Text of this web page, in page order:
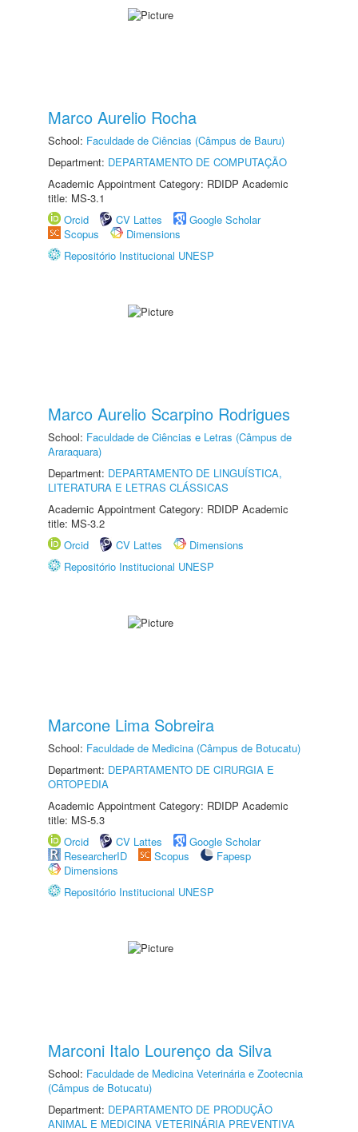
Marco Aurelio Rocha
School: Faculdade de Ciências (Câmpus de Bauru)
Department: DEPARTAMENTO DE COMPUTAÇÃO
Academic Appointment Category: RDIDP Academic
title: MS-3.1
Orcid
CV Lattes
Google Scholar
Scopus
Dimensions
Repositório Institucional UNESP
Marco Aurelio Scarpino Rodrigues
School: Faculdade de Ciências e Letras (Câmpus de
Araraquara)
Department: DEPARTAMENTO DE LINGUÍSTICA,
LITERATURA E LETRAS CLÁSSICAS
Academic Appointment Category: RDIDP Academic
title: MS-3.2
Orcid
CV Lattes
Dimensions
Repositório Institucional UNESP
Marcone Lima Sobreira
School: Faculdade de Medicina (Câmpus de Botucatu)
Department: DEPARTAMENTO DE CIRURGIA E
ORTOPEDIA
Academic Appointment Category: RDIDP Academic
title: MS-5.3
Orcid
CV Lattes
Google Scholar
ResearcherID
Scopus
Fapesp
Dimensions
Repositório Institucional UNESP
Marconi Italo Lourenço da Silva
School: Faculdade de Medicina Veterinária e Zootecnia
(Câmpus de Botucatu)
Department: DEPARTAMENTO DE PRODUÇÃO
ANIMAL E MEDICINA VETERINÁRIA PREVENTIVA